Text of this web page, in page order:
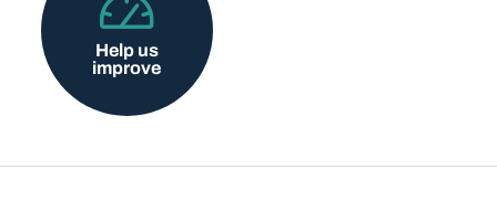
Help us
improve